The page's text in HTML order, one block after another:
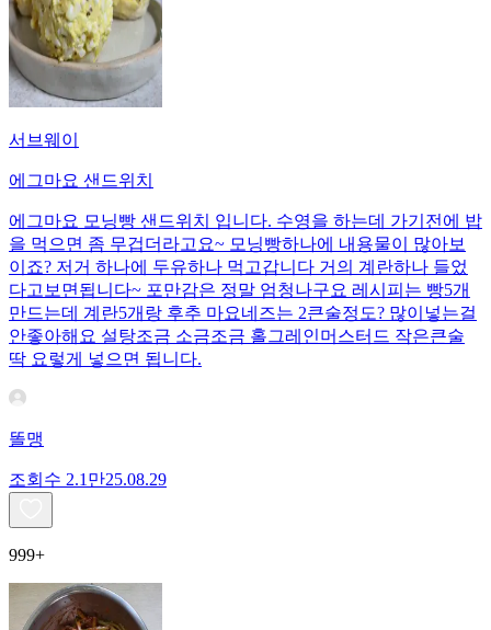
서브웨이
에그마요 샌드위치
에그마요 모닝빵 샌드위치 입니다. 수영을 하는데 가기전에 밥
을 먹으면 좀 무겁더라고요~ 모닝빵하나에 내용물이 많아보
이죠? 저거 하나에 두유하나 먹고갑니다 거의 계란하나 들었
다고보면됩니다~ 포만감은 정말 엄청나구요 레시피는 빵5개
만드는데 계란5개랑 후추 마요네즈는 2큰술정도? 많이넣는걸
안좋아해요 설탕조금 소금조금 홀그레인머스터드 작은큰술
딱 요렇게 넣으면 됩니다.
똘맹
조회수 2.1만25.08.29
999+